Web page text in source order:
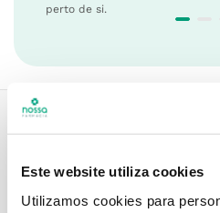
Este website utiliza cookies
Utilizamos cookies para
perto de si.